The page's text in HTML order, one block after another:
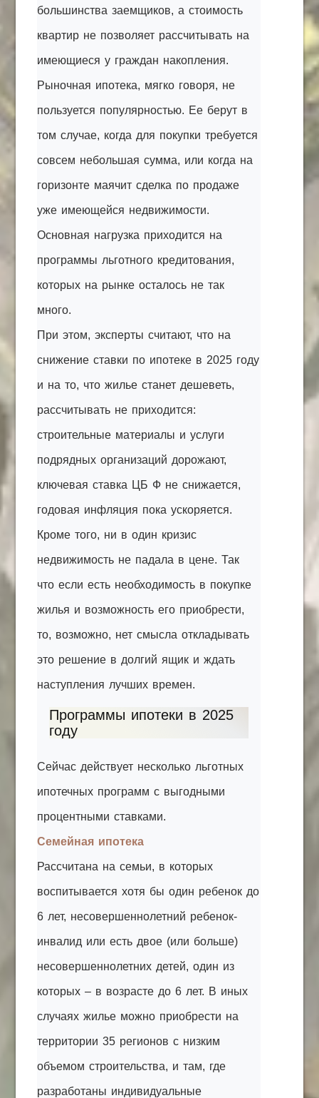
большинства заемщиков, а стоимость
квартир не позволяет рассчитывать на
имеющиеся у граждан накопления.
Рыночная ипотека, мягко говоря, не
пользуется популярностью. Ее берут в
том случае, когда для покупки требуется
совсем небольшая сумма, или когда на
горизонте маячит сделка по продаже
уже имеющейся недвижимости.
Основная нагрузка приходится на
программы льготного кредитования,
которых на рынке осталось не так
много.
При этом, эксперты считают, что на
снижение ставки по ипотеке в 2025 году
и на то, что жилье станет дешеветь,
рассчитывать не приходится:
строительные материалы и услуги
подрядных организаций дорожают,
ключевая ставка ЦБ Ф не снижается,
годовая инфляция пока ускоряется.
Кроме того, ни в один кризис
недвижимость не падала в цене. Так
что если есть необходимость в покупке
жилья и возможность его приобрести,
то, возможно, нет смысла откладывать
это решение в долгий ящик и ждать
наступления лучших времен.
Программы ипотеки в 2025
году
Сейчас действует несколько льготных
ипотечных программ с выгодными
процентными ставками.
Семейная ипотека
Рассчитана на семьи, в которых
воспитывается хотя бы один ребенок до
6 лет, несовершеннолетний ребенок-
инвалид или есть двое (или больше)
несовершеннолетних детей, один из
которых – в возрасте до 6 лет. В иных
случаях жилье можно приобрести на
территории 35 регионов с низким
объемом строительства, и там, где
разработаны индивидуальные